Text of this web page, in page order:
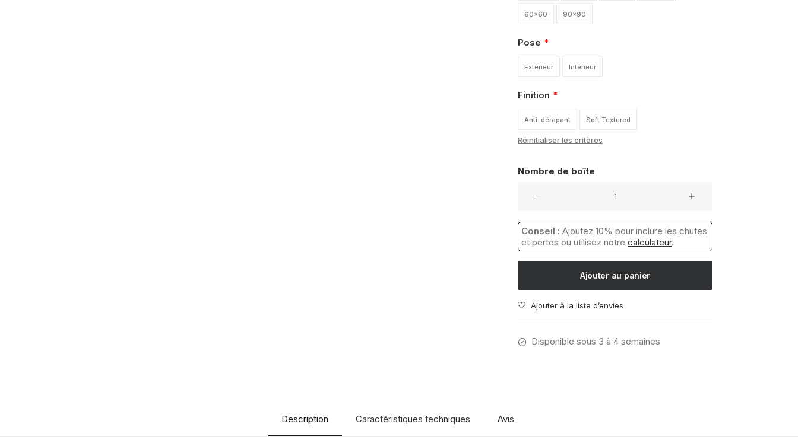
60x60 90x90
Pose
Extérieur Intérieur
Finition
Anti-dérapant Soft Textured
Réinitialiser les critères
Nombre de boîte
Carrelage
Effet
Terre
Conseil : Ajoutez 10% pour inclure les chutes
et pertes ou utilisez notre calculateur.
Ajouter au panier
Ajouter à la liste d’envies
Disponible sous 3 à 4 semaines
Description Caractéristiques techniques Avis